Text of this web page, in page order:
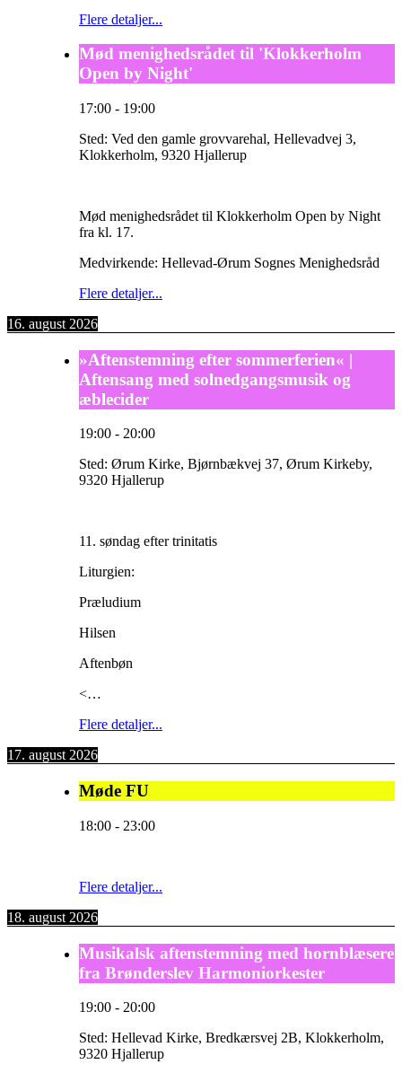
Flere detaljer...
Mød menighedsrådet til 'Klokkerholm
Open by Night'
17:00 - 19:00
Sted: Ved den gamle grovvarehal, Hellevadvej 3,
Klokkerholm, 9320 Hjallerup
Mød menighedsrådet til Klokkerholm Open by Night
fra kl. 17.
Medvirkende: Hellevad-Ørum Sognes Menighedsråd
Flere detaljer...
16. august 2026
»Aftenstemning efter sommerferien« |
Aftensang med solnedgangsmusik og
æblecider
19:00 - 20:00
Sted: Ørum Kirke, Bjørnbækvej 37, Ørum Kirkeby,
9320 Hjallerup
11. søndag efter trinitatis
Liturgien:
Præludium
Hilsen
Aftenbøn
<…
Flere detaljer...
17. august 2026
Møde FU
18:00 - 23:00
Flere detaljer...
18. august 2026
Musikalsk aftenstemning med hornblæsere
fra Brønderslev Harmoniorkester
19:00 - 20:00
Sted: Hellevad Kirke, Bredkærsvej 2B, Klokkerholm,
9320 Hjallerup